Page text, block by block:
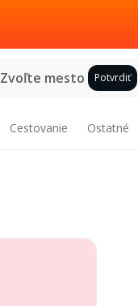
Zvoľte mesto Potvrdiť
Cestovanie Ostatné